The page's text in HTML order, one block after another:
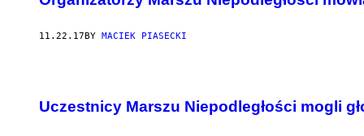
11.22.17 BY MACIEK PIASECKI
Uczestnicy Marszu Niepodległości mogli